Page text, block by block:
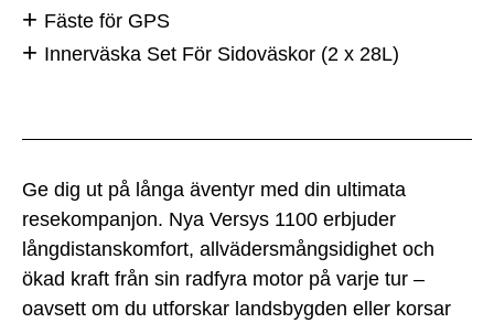
Ge dig ut på långa äventyr med din ultimata
resekompanjon. Nya Versys 1100 erbjuder
långdistanskomfort, allvädersmångsidighet och
ökad kraft från sin radfyra motor på varje tur –
oavsett om du utforskar landsbygden eller korsar
Fäste för GPS
Innerväska Set För Sidoväskor (2 x 28L)